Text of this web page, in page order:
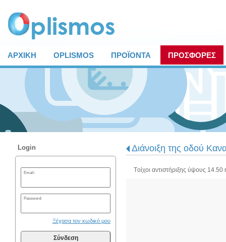
ΑΡΧΙΚΗ OPLISMOS ΠΡΟΪΟΝΤΑ ΠΡΟΣΦΟΡΕΣ
Login
Email:
Password:
Ξέχασα τον κωδικό μου
Σύνδεση
Διάνοιξη της οδού
Tοίχοι αντιστήριξης ύψους 14.50